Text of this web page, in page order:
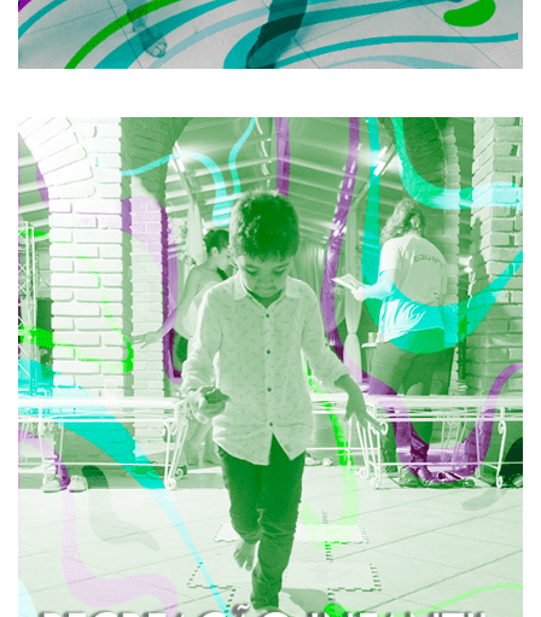
RECREAÇÃO INFANTIL EM
CASAMENTOS
Um espaço inteiramente desenvolvido para os seus
pequenos convidados com uma equipe especializada
que cuidará deles com muito carinho durante todo o
evento.
Jogos, brincadeiras e atividades são realizadas
com as crianças nesse espaço kids que é super
agradável e aconchegante para os pequeninos.
SAIBA MAIS